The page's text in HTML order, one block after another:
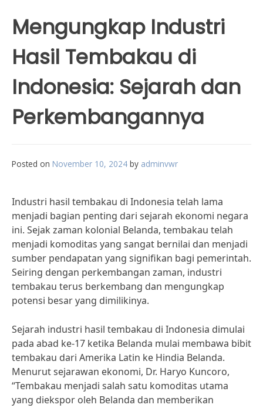
Mengungkap Industri
Hasil Tembakau di
Indonesia: Sejarah dan
Perkembangannya
Posted on November 10, 2024 by adminvwr
Industri hasil tembakau di Indonesia telah lama
menjadi bagian penting dari sejarah ekonomi negara
ini. Sejak zaman kolonial Belanda, tembakau telah
menjadi komoditas yang sangat bernilai dan menjadi
sumber pendapatan yang signifikan bagi pemerintah.
Seiring dengan perkembangan zaman, industri
tembakau terus berkembang dan mengungkap
potensi besar yang dimilikinya.
Sejarah industri hasil tembakau di Indonesia dimulai
pada abad ke-17 ketika Belanda mulai membawa bibit
tembakau dari Amerika Latin ke Hindia Belanda.
Menurut sejarawan ekonomi, Dr. Haryo Kuncoro,
“Tembakau menjadi salah satu komoditas utama
yang diekspor oleh Belanda dan memberikan